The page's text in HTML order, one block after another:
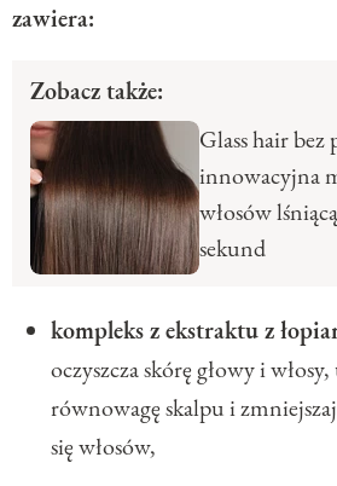
zawiera:
Zobacz także:
Glass hair
innowacyjna
włosów
sekund
kompleks z ekstraktu z
oczyszcza skórę głowy i
równowagę skalpu i
się włosów,